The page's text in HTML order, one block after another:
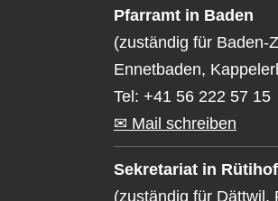
Pfarramt in Baden
(zuständig für Baden-
Ennetbaden,
Tel: +41 56 222 57 15
✉ Mail schreiben
Sekretariat in Rütihof
(zuständig für Dättwil,